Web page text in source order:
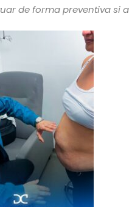
de forma preventiva si